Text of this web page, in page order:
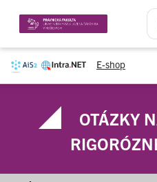
E-shop
OTÁZKY